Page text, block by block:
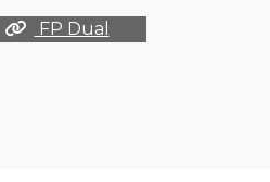
FP Dual